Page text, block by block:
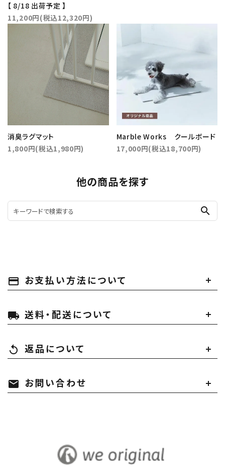
【 8/18 出荷予定 】
11,200円(税込12,320円)
消臭ラグマット
1,800円(税込1,980円)
Marble Works クールボード
17,000円(税込18,700円)
他の商品を探す
search
payment お支払い方法について
local_shipping 送料・配送について
replay 返品について
mail お問い合わせ